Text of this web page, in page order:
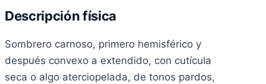
Descripción física
Sombrero carnoso, primero hemisférico y
después convexo a extendido, con cutícula
seca o algo aterciopelada, de tonos pardos,